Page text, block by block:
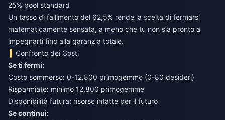
25% pool standard
Un tasso di fallimento del 62,5% rende la scelta di fermarsi
matematicamente sensata, a meno che tu non sia pronto a
impegnarti fino alla garanzia totale.
Confronto dei Costi
Se ti fermi:
Costo sommerso: 0-12.800 primogemme (0-80 desideri)
Risparmiate: minimo 12.800 primogemme
Disponibilità futura: risorse intatte per il futuro
Se continui: